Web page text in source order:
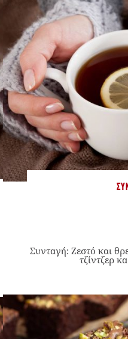
Συνταγή: Ζεστό και
τζίντζερ